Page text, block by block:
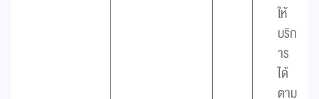
ให้
บริก
าร
ได้
ตาม